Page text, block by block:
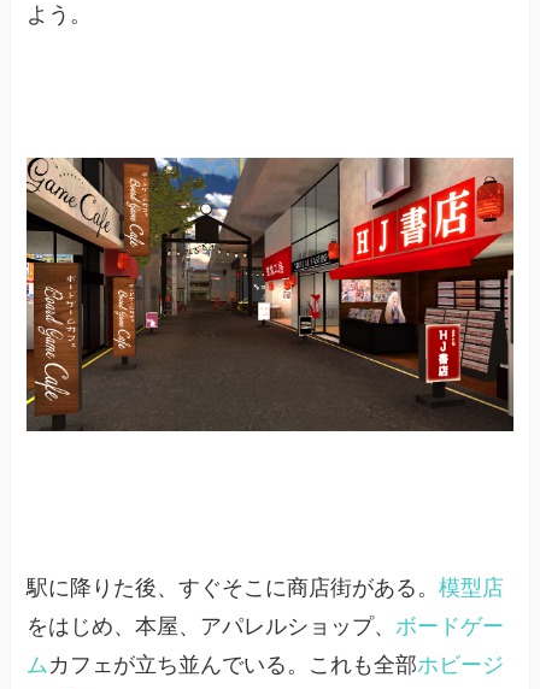
よう。
駅に降りた後、すぐそこに商店街がある。模型店
をはじめ、本屋、アパレルショップ、 ボードゲー
ム カフェが立ち並んでいる。これも全部ホビージ